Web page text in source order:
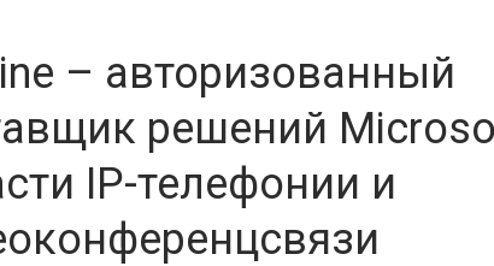
– авторизованный
решений
IP-телефонии и
ПК, НОУТБУКИ
и Бестселлеры
ИТ-рынка в 2025 г.
Отрасль ИБП в